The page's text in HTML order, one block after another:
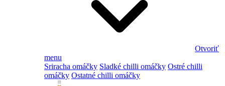
Otvoriť
menu
Sriracha omáčky Sladké chilli omáčky Ostré chilli
omáčky Ostatné chilli omáčky